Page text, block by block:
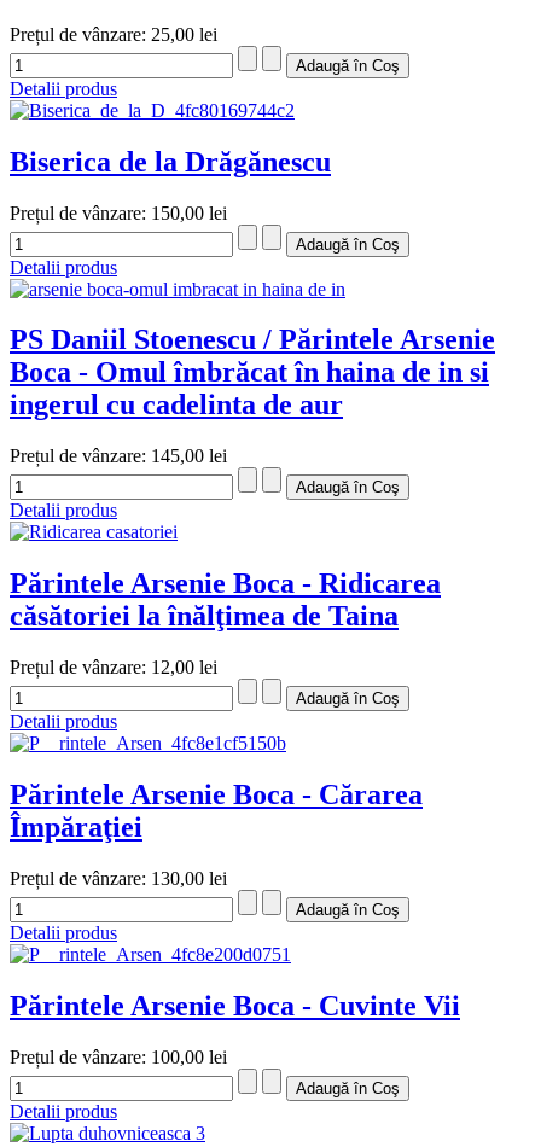
Prețul de vânzare: 25,00 lei
Detalii produs
Biserica de la Drăgănescu
Prețul de vânzare: 150,00 lei
Detalii produs
PS Daniil Stoenescu / Părintele Arsenie
Boca - Omul îmbrăcat în haina de in si
ingerul cu cadelinta de aur
Prețul de vânzare: 145,00 lei
Detalii produs
Părintele Arsenie Boca - Ridicarea
căsătoriei la înălţimea de Taina
Prețul de vânzare: 12,00 lei
Detalii produs
Părintele Arsenie Boca - Cărarea
Împăraţiei
Prețul de vânzare: 130,00 lei
Detalii produs
Părintele Arsenie Boca - Cuvinte Vii
Prețul de vânzare: 100,00 lei
Detalii produs